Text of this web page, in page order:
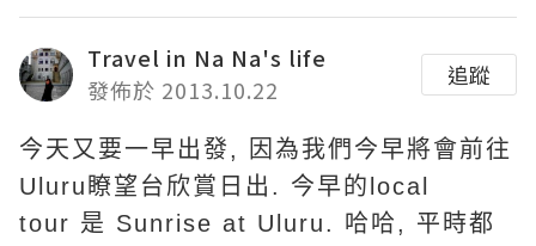
Travel in Na Na's life
發佈於 2013.10.22
追蹤
今天又要一早出發,
因為我們今早將會前往
Uluru 瞭望台欣賞日出 . 今早的 local
tour 是 Sunrise at Uluru. 哈哈, 平時都